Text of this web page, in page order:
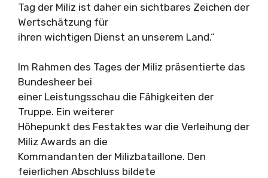
Tag der Miliz ist daher ein sichtbares Zeichen der
Wertschätzung für
ihren wichtigen Dienst an unserem Land.“
Im Rahmen des Tages der Miliz präsentierte das
Bundesheer bei
einer Leistungsschau die Fähigkeiten der
Truppe. Ein weiterer
Höhepunkt des Festaktes war die Verleihung der
Miliz Awards an die
Kommandanten der Milizbataillone. Den
feierlichen Abschluss bildete